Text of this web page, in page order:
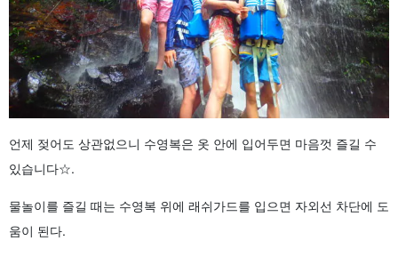
언제 젖어도 상관없으니 수영복은 옷 안에 입어두면 마음껏 즐길 수
있습니다☆.
물놀이를 즐길 때는 수영복 위에 래쉬가드를 입으면 자외선 차단에 도
움이 된다.